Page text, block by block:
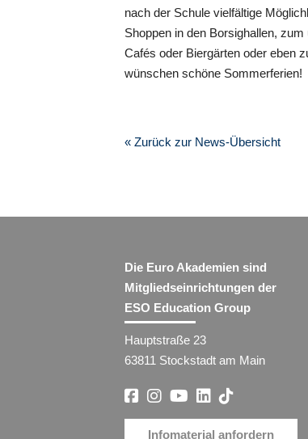
nach der Schule vielfältige
Shoppen in den Borsighallen,
Cafés oder Biergärten oder eben
wünschen schöne Sommerferien!
« Zurück zur News-Übersicht
Die Euro Akademien sind
Mitgliedseinrichtungen der
ESO Education Group
Hauptstraße 23
63811 Stockstadt am Main
Infomaterial anfordern